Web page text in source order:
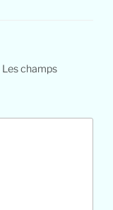
Les champs